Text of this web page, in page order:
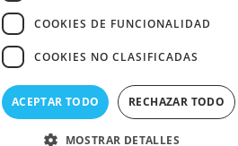
COOKIES DE FUNCIONALIDAD
COOKIES NO CLASIFICADAS
ACEPTAR TODO RECHAZAR TODO
MOSTRAR DETALLES